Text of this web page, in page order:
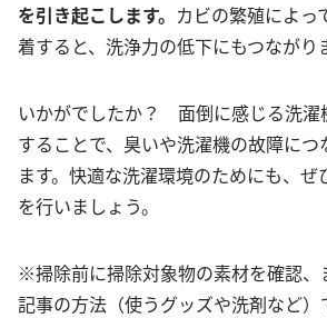
を引き起こします。 カビの繁殖によっ
着すると、洗浄力の低下にもつながり
いかがでしたか？ 面倒に感じる洗濯
することで、臭いや洗濯機の故障につ
ます。快適な洗濯環境のためにも、
を行いましょう。
※掃除前に掃除対象物の素材を確認、
記事の方法（使うグッズや洗剤など